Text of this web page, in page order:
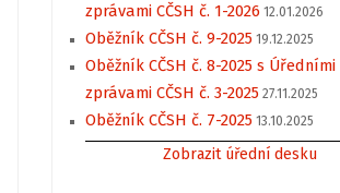
zprávami CČSH č. 1-2026 12.01.2026
Oběžník CČSH č. 9-2025 19.12.2025
Oběžník CČSH č. 8-2025 s Úředními
zprávami CČSH č. 3-2025 27.11.2025
Oběžník CČSH č. 7-2025 13.10.2025
Zobrazit úřední desku